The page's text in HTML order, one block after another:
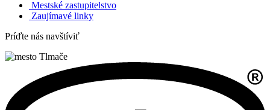
Mestské zastupitelstvo
Zaujímavé linky
Príďte nás navštíviť